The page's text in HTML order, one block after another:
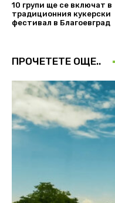
10 групи ще се включат в
традиционния кукерски
фестивал в Благоевград
ПРОЧЕТЕТЕ ОЩЕ..